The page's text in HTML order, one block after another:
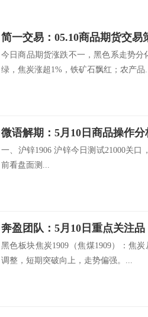
简一交易：05.10商品期货交易
今日商品期货涨跌不一，黑色系走势分
绿，焦炭涨超1%，铁矿石飘红；农产品
微语解期：5月10日商品操作分
一、沪锌1906 沪锌今日测试21000关口
前看盘面测...
奔盈团队：5月10日重点关注品
黑色板块焦炭1909（焦煤1909）：焦
调整，短期突破向上，走势偏强。...